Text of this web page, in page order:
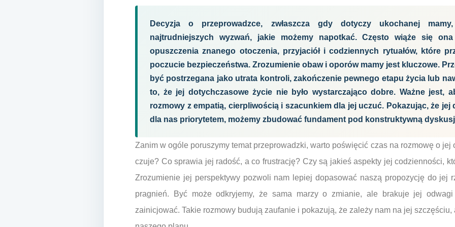
Decyzja o przeprowadzce, zwłaszcza gdy dotyczy ukochanej
najtrudniejszych wyzwań, jakie możemy napotkać. Często wiąże się
opuszczenia znanego otoczenia, przyjaciół i codziennych rytuałów, które
poczucie bezpieczeństwa. Zrozumienie obaw i oporów mamy jest kluczowe.
być postrzegana jako utrata kontroli, zakończenie pewnego etapu życia lub
to, że jej dotychczasowe życie nie było wystarczająco dobre. Ważne jest,
rozmowy z empatią, cierpliwością i szacunkiem dla jej uczuć. Pokazując, że
dla nas priorytetem, możemy zbudować fundament pod konstruktywną
Zanim w ogóle poruszymy temat przeprowadzki, warto poświęcić czas na rozmowę o jej
czuje? Co sprawia jej radość, a co frustrację? Czy są jakieś aspekty jej codzienności,
Zrozumienie jej perspektywy pozwoli nam lepiej dopasować naszą propozycję do jej
pragnień. Być może odkryjemy, że sama marzy o zmianie, ale brakuje jej
zainicjować. Takie rozmowy budują zaufanie i pokazują, że zależy nam na jej